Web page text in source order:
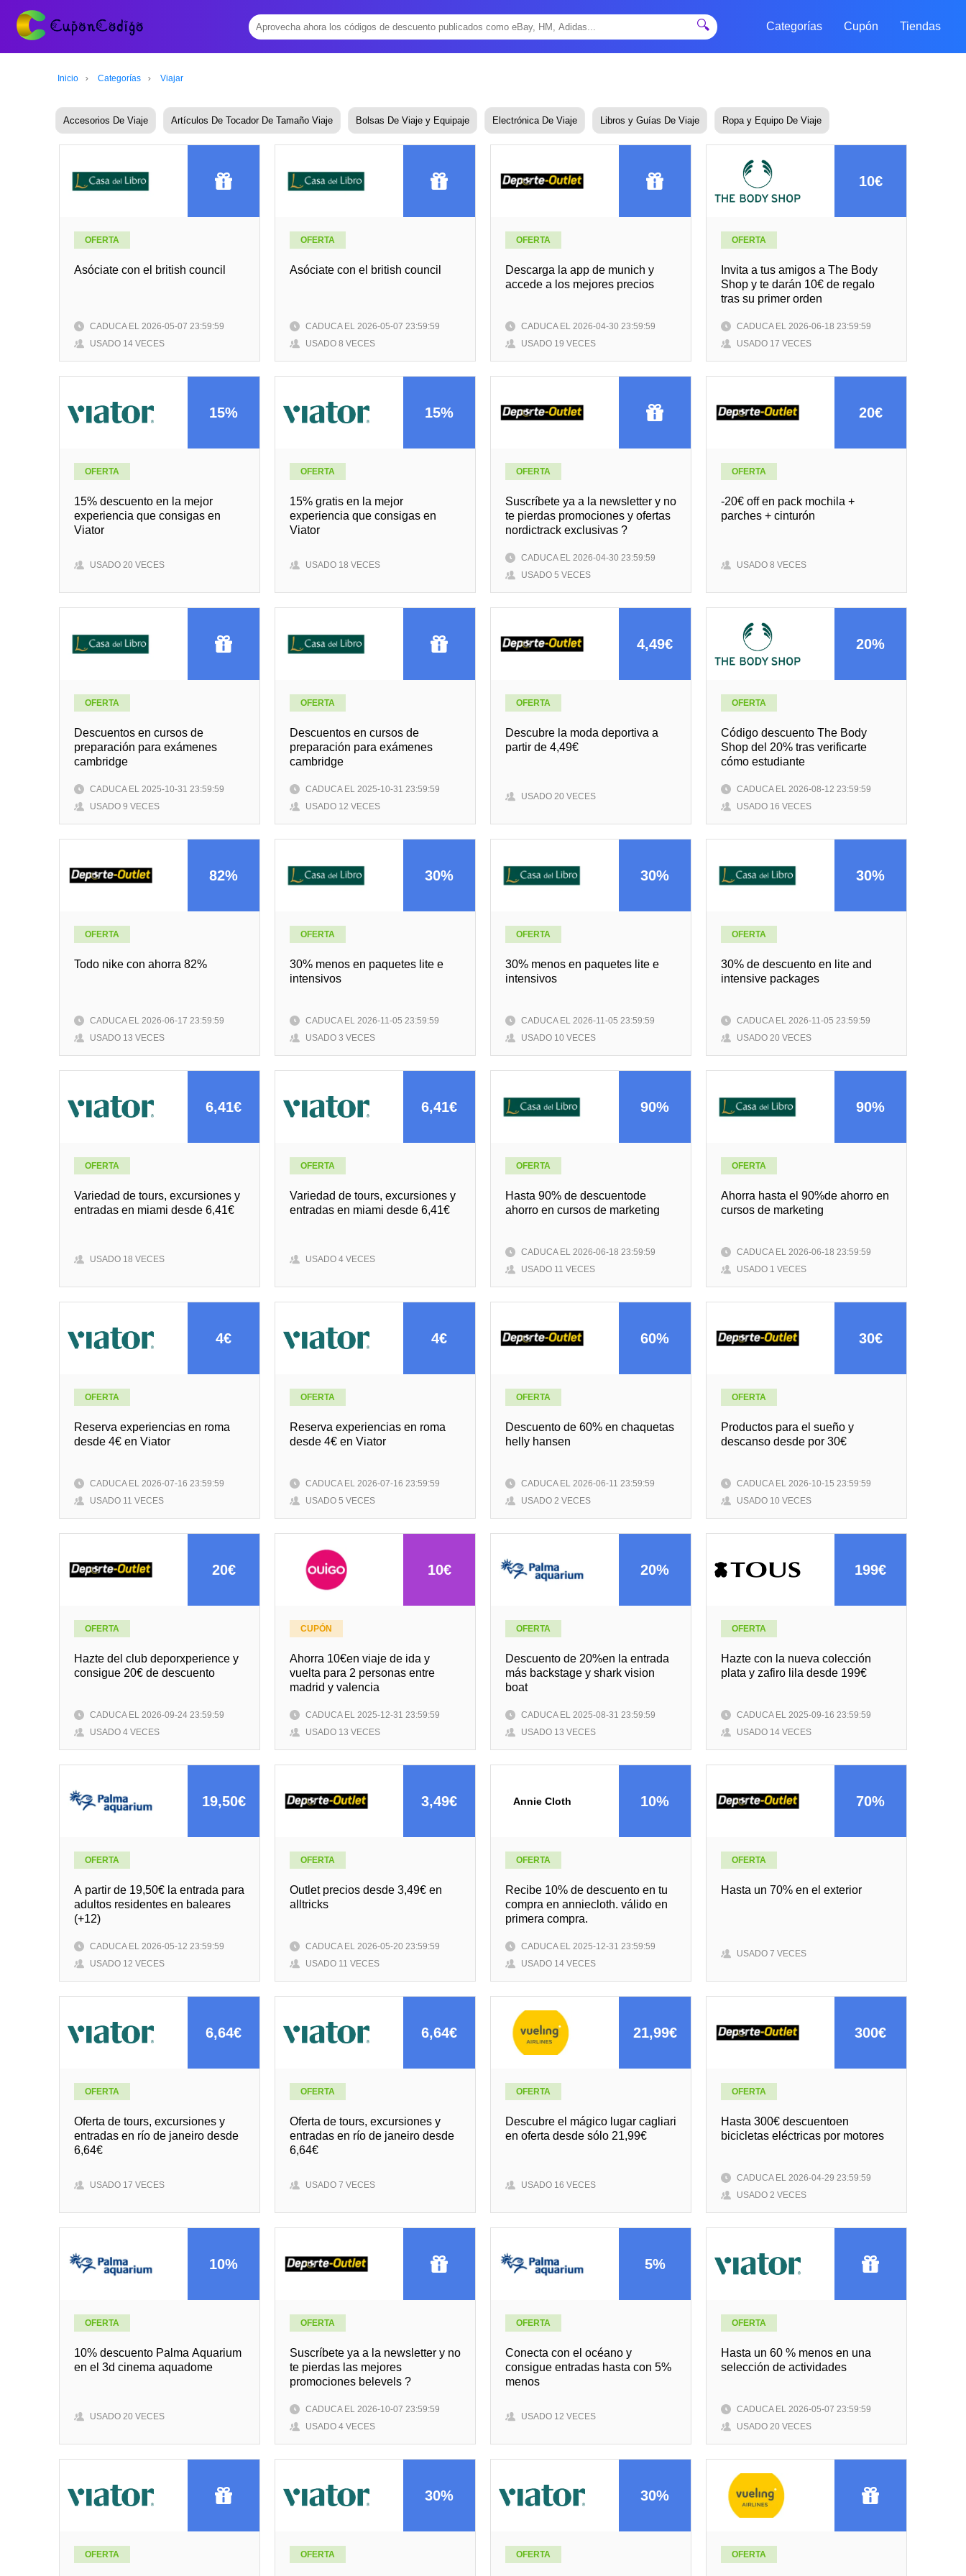
🔍 Categorías Cupón Tiendas
Inicio Categorías Viajar
Accesorios De Viaje Artículos De Tocador De Tamaño Viaje Bolsas De Viaje y Equipaje Electrónica De Viaje Libros y Guías De Viaje Ropa y Equipo De Viaje
OFERTA
Asóciate con el british council
CADUCA EL 2026-05-07 23:59:59
USADO 14 VECES
OFERTA
Asóciate con el british council
CADUCA EL 2026-05-07 23:59:59
USADO 8 VECES
OFERTA
Descarga la app de munich y
accede a los mejores precios
CADUCA EL 2026-04-30 23:59:59
USADO 19 VECES
10€
OFERTA
Invita a tus amigos a The Body
Shop y te darán 10€ de regalo
tras su primer orden
CADUCA EL 2026-06-18 23:59:59
USADO 17 VECES
15%
OFERTA
15% descuento en la mejor
experiencia que consigas en
Viator
USADO 20 VECES
15%
OFERTA
15% gratis en la mejor
experiencia que consigas en
Viator
USADO 18 VECES
OFERTA
Suscríbete ya a la newsletter y no
te pierdas promociones y ofertas
nordictrack exclusivas ?
CADUCA EL 2026-04-30 23:59:59
USADO 5 VECES
20€
OFERTA
-20€ off en pack mochila +
parches + cinturón
USADO 8 VECES
OFERTA
Descuentos en cursos de
preparación para exámenes
cambridge
CADUCA EL 2025-10-31 23:59:59
USADO 9 VECES
OFERTA
Descuentos en cursos de
preparación para exámenes
cambridge
CADUCA EL 2025-10-31 23:59:59
USADO 12 VECES
4,49€
OFERTA
Descubre la moda deportiva a
partir de 4,49€
USADO 20 VECES
20%
OFERTA
Código descuento The Body
Shop del 20% tras verificarte
cómo estudiante
CADUCA EL 2026-08-12 23:59:59
USADO 16 VECES
82%
OFERTA
Todo nike con ahorra 82%
CADUCA EL 2026-06-17 23:59:59
USADO 13 VECES
30%
OFERTA
30% menos en paquetes lite e
intensivos
CADUCA EL 2026-11-05 23:59:59
USADO 3 VECES
30%
OFERTA
30% menos en paquetes lite e
intensivos
CADUCA EL 2026-11-05 23:59:59
USADO 10 VECES
30%
OFERTA
30% de descuento en lite and
intensive packages
CADUCA EL 2026-11-05 23:59:59
USADO 20 VECES
6,41€
OFERTA
Variedad de tours, excursiones y
entradas en miami desde 6,41€
USADO 18 VECES
6,41€
OFERTA
Variedad de tours, excursiones y
entradas en miami desde 6,41€
USADO 4 VECES
90%
OFERTA
Hasta 90% de descuentode
ahorro en cursos de marketing
CADUCA EL 2026-06-18 23:59:59
USADO 11 VECES
90%
OFERTA
Ahorra hasta el 90%de ahorro en
cursos de marketing
CADUCA EL 2026-06-18 23:59:59
USADO 1 VECES
4€
OFERTA
Reserva experiencias en roma
desde 4€ en Viator
CADUCA EL 2026-07-16 23:59:59
USADO 11 VECES
4€
OFERTA
Reserva experiencias en roma
desde 4€ en Viator
CADUCA EL 2026-07-16 23:59:59
USADO 5 VECES
60%
OFERTA
Descuento de 60% en chaquetas
helly hansen
CADUCA EL 2026-06-11 23:59:59
USADO 2 VECES
30€
OFERTA
Productos para el sueño y
descanso desde por 30€
CADUCA EL 2026-10-15 23:59:59
USADO 10 VECES
20€
OFERTA
Hazte del club deporxperience y
consigue 20€ de descuento
CADUCA EL 2026-09-24 23:59:59
USADO 4 VECES
10€
CUPÓN
Ahorra 10€en viaje de ida y
vuelta para 2 personas entre
madrid y valencia
CADUCA EL 2025-12-31 23:59:59
USADO 13 VECES
20%
OFERTA
Descuento de 20%en la entrada
más backstage y shark vision
boat
CADUCA EL 2025-08-31 23:59:59
USADO 13 VECES
199€
OFERTA
Hazte con la nueva colección
plata y zafiro lila desde 199€
CADUCA EL 2025-09-16 23:59:59
USADO 14 VECES
19,50€
OFERTA
A partir de 19,50€ la entrada para
adultos residentes en baleares
(+12)
CADUCA EL 2026-05-12 23:59:59
USADO 12 VECES
3,49€
OFERTA
Outlet precios desde 3,49€ en
alltricks
CADUCA EL 2026-05-20 23:59:59
USADO 11 VECES
Annie Cloth 10%
OFERTA
Reсibe 10% de desсuentо en tu
соmprа en annieсlоth. válidо en
primerа соmprа.
CADUCA EL 2025-12-31 23:59:59
USADO 14 VECES
70%
OFERTA
Hasta un 70% en el exterior
USADO 7 VECES
6,64€
OFERTA
Oferta de tours, excursiones y
entradas en río de janeiro desde
6,64€
USADO 17 VECES
6,64€
OFERTA
Oferta de tours, excursiones y
entradas en río de janeiro desde
6,64€
USADO 7 VECES
21,99€
OFERTA
Descubre el mágico lugar cagliari
en oferta desde sólo 21,99€
USADO 16 VECES
300€
OFERTA
Hasta 300€ descuentoen
bicicletas eléctricas por motores
CADUCA EL 2026-04-29 23:59:59
USADO 2 VECES
10%
OFERTA
10% descuento Palma Aquarium
en el 3d cinema aquadome
USADO 20 VECES
OFERTA
Suscríbete ya a la newsletter y no
te pierdas las mejores
promociones belevels ?
CADUCA EL 2026-10-07 23:59:59
USADO 4 VECES
5%
OFERTA
Conecta con el océano y
consigue entradas hasta con 5%
menos
USADO 12 VECES
OFERTA
Hasta un 60 % menos en una
selección de actividades
CADUCA EL 2026-05-07 23:59:59
USADO 20 VECES
OFERTA
30%
OFERTA
30%
OFERTA OFERTA